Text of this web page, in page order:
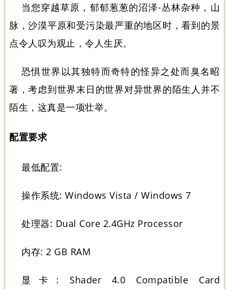
当您穿越草原，郁郁葱葱的沼泽-丛林杂种，山
脉，沙漠平原和受污染最严重的地区时，看到的景
点令人叹为观止，令人生厌。
恐惧世界以其独特而奇特的怪异之处而臭名昭
著，考虑到世界末日的世界对异世界的陌生人并不
陌生，这真是一项壮举。
配置要求
最低配置:
操作系统: Windows Vista / Windows 7
处理器: Dual Core 2.4GHz Processor
内存: 2 GB RAM
显卡: Shader 4.0 Compatible Card